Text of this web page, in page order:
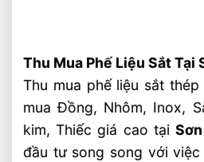
Thu Mua Phế Liệu Sắt Tại
Thu mua phế liệu sắt
mua Đồng, Nhôm, Inox,
kim, Thiếc giá cao tại
đầu tư song song với